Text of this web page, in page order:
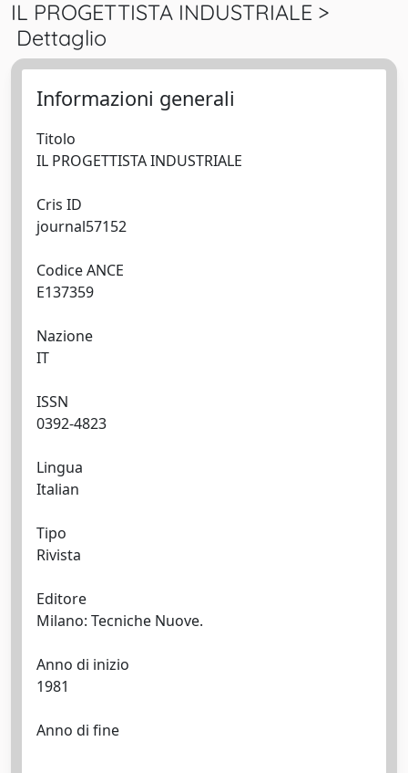
IL PROGETTISTA INDUSTRIALE >
Dettaglio
Informazioni generali
Titolo
Cris ID
Codice ANCE
Nazione
ISSN
Lingua
Tipo
Rivista
Editore
Anno di inizio
Anno di fine